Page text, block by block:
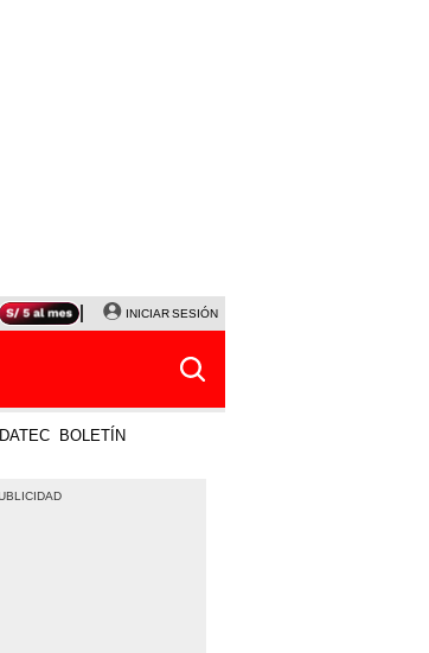
MAGALY MEDINA SINUANO RESULTADOS HOY
INICIAR SESIÓN
DATEC BOLETÍN